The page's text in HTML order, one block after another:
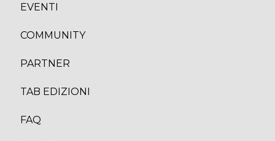
EVENTI
COMMUNITY
PARTNER
TAB EDIZIONI
FAQ